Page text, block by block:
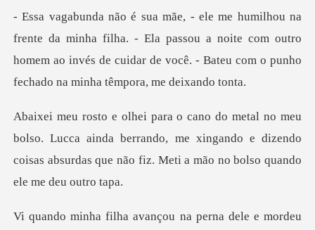
filha. - Ela passou a noite com outro
homem ao invés de cuidar de v
Lucca ainda berrando, me xingando e dizendo
coisas absurdas q
a dele e mordeu